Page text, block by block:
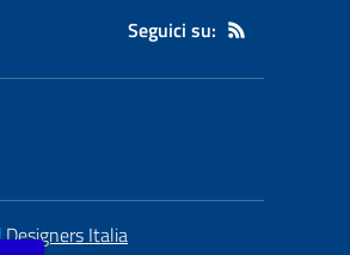
Seguici su:
Designers Italia